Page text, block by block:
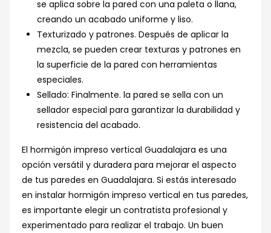
se aplica sobre la pared con una paleta o llana,
creando un acabado uniforme y liso.
Texturizado y patrones. Después de aplicar la
mezcla, se pueden crear texturas y patrones en
la superficie de la pared con herramientas
especiales.
Sellado: Finalmente. la pared se sella con un
sellador especial para garantizar la durabilidad y
resistencia del acabado.
El hormigón impreso vertical Guadalajara es una
opción versátil y duradera para mejorar el aspecto
de tus paredes en Guadalajara. Si estás interesado
en instalar hormigón impreso vertical en tus paredes,
es importante elegir un contratista profesional y
experimentado para realizar el trabajo. Un buen